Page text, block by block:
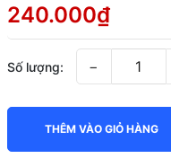
240.000₫
Số lượng: −
THÊM VÀO GIỎ HÀNG